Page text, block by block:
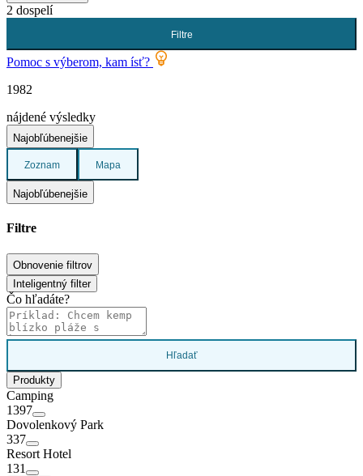
2 dospelí
Filtre
Pomoc s výberom, kam ísť?
1982
nájdené výsledky
Najobľúbenejšie
Zoznam Mapa
Najobľúbenejšie
Filtre
Obnovenie filtrov
Inteligentný filter
Čo hľadáte?
Hľadať
Produkty
Camping
1397
Dovolenkový Park
337
Resort Hotel
131